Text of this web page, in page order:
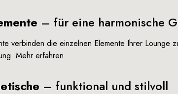
– für eine harmonische
verbinden die einzelnen Elemente Ihrer Lounge
Mehr erfahren
– funktional und stilvoll